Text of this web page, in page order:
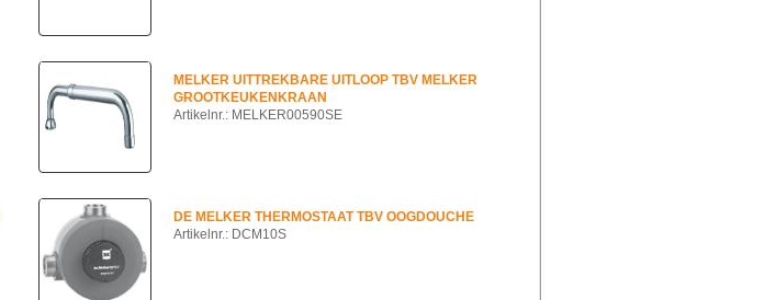
MELKER UITTREKBARE UITLOOP TBV MELKER
GROOTKEUKENKRAAN
Artikelnr.: MELKER00590SE
DE MELKER THERMOSTAAT TBV OOGDOUCHE
Artikelnr.: DCM10S